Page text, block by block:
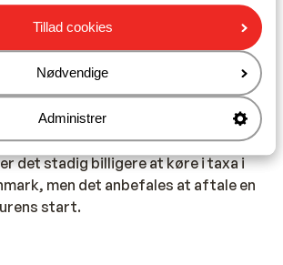
Tillad cookies
Nødvendige
Administrer
at komme rundt med de lokale
Der står i forruden, hvor bussen
rækker hånden ud, stopper bussen.
du stiger af. Bussen stopper hvor
De offentlige busser, der kører
er af høj kvalitet og til meget rimelige
det stadig billigere at køre i taxa i
men det anbefales at aftale en
start.